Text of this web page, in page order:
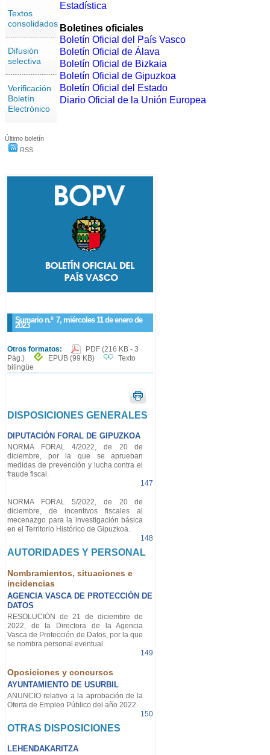
Textos
consolidados
Difusión
selectiva
Verificación
Boletín
Electrónico
Último boletín
RSS
Sumario n.º 7, miércoles 11 de enero de
2023
Otros formatos: PDF (216 KB - 3
Pág.)
EPUB (99 KB)
Texto
bilingüe
DISPOSICIONES GENERALES
DIPUTACIÓN FORAL DE GIPUZKOA
NORMA FORAL 4/2022, de 20 de
diciembre, por la que se aprueban
medidas de prevención y lucha contra el
fraude fiscal.
147
NORMA FORAL 5/2022, de 20 de
diciembre, de incentivos fiscales al
mecenazgo para la investigación básica
en el Territorio Histórico de Gipuzkoa.
148
AUTORIDADES Y PERSONAL
Nombramientos, situaciones e
incidencias
AGENCIA VASCA DE PROTECCIÓN DE
DATOS
RESOLUCIÓN de 21 de diciembre de
2022, de la Directora de la Agencia
Vasca de Protección de Datos, por la que
se nombra personal eventual.
149
Oposiciones y concursos
AYUNTAMIENTO DE USURBIL
ANUNCIO relativo a la aprobación de la
Oferta de Empleo Público del año 2022.
150
OTRAS DISPOSICIONES
LEHENDAKARITZA
Estadística
Boletines oficiales
Boletín Oficial del País Vasco
Boletín Oficial de Álava
Boletín Oficial de Bizkaia
Boletín Oficial de Gipuzkoa
Boletín Oficial del Estado
Diario Oficial de la Unión Europea